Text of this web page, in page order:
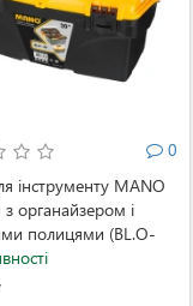
0
інструменту MANO
органайзером і
полицями (BL.O-